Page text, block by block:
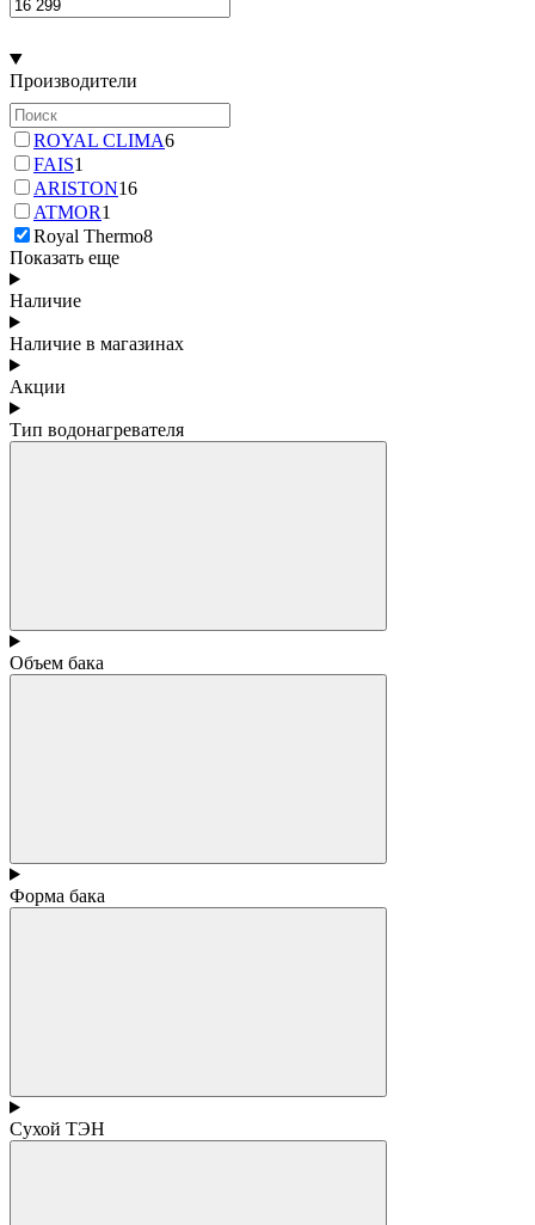
Производители
ROYAL CLIMA6
FAIS1
ARISTON16
ATMOR1
Royal Thermo8
Показать еще
Наличие
Наличие в магазинах
Акции
Тип водонагревателя
Объем бака
Форма бака
Сухой ТЭН